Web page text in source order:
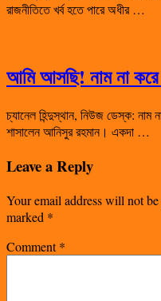
রাজনীতিতে খর্ব হতে পারে অধীর …
আমি আসছি! নাম না করে
চ্যানেল হিন্দুস্থান, নিউজ ডেস্ক: নাম
শাসালেন আনিসুর রহমান। একদা …
Leave a Reply
Your email address will not
marked *
Comment*